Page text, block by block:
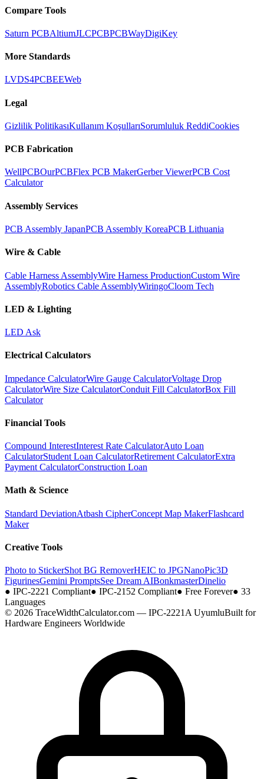
Compare Tools
Saturn PCBAltiumJLCPCBPCBWayDigiKey
More Standards
LVDS4PCBEEWeb
Legal
Gizlilik PolitikasıKullanım KoşullarıSorumluluk ReddiCookies
PCB Fabrication
WellPCBOurPCBFlex PCB MakerGerber ViewerPCB Cost
Calculator
Assembly Services
PCB Assembly JapanPCB Assembly KoreaPCB Lithuania
Wire & Cable
Cable Harness AssemblyWire Harness ProductionCustom Wire
AssemblyRobotics Cable AssemblyWiringoCloom Tech
LED & Lighting
LED Ask
Electrical Calculators
Impedance CalculatorWire Gauge CalculatorVoltage Drop
CalculatorWire Size CalculatorConduit Fill CalculatorBox Fill
Calculator
Financial Tools
Compound InterestInterest Rate CalculatorAuto Loan
CalculatorStudent Loan CalculatorRetirement CalculatorExtra
Payment CalculatorConstruction Loan
Math & Science
Standard DeviationAtbash CipherConcept Map MakerFlashcard
Maker
Creative Tools
Photo to StickerShot BG RemoverHEIC to JPGNanoPic3D
FigurinesGemini PromptsSee Dream AIBonkmasterDinelio
● IPC-2221 Compliant● IPC-2152 Compliant● Free Forever● 33
Languages
© 2026 TraceWidthCalculator.com — IPC-2221A UyumluBuilt for
Hardware Engineers Worldwide